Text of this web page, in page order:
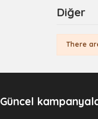
Diğer
There
Güncel